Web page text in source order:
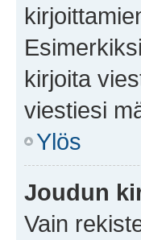
kirjoita
viestiesi
Ylös
Joudun
Vain